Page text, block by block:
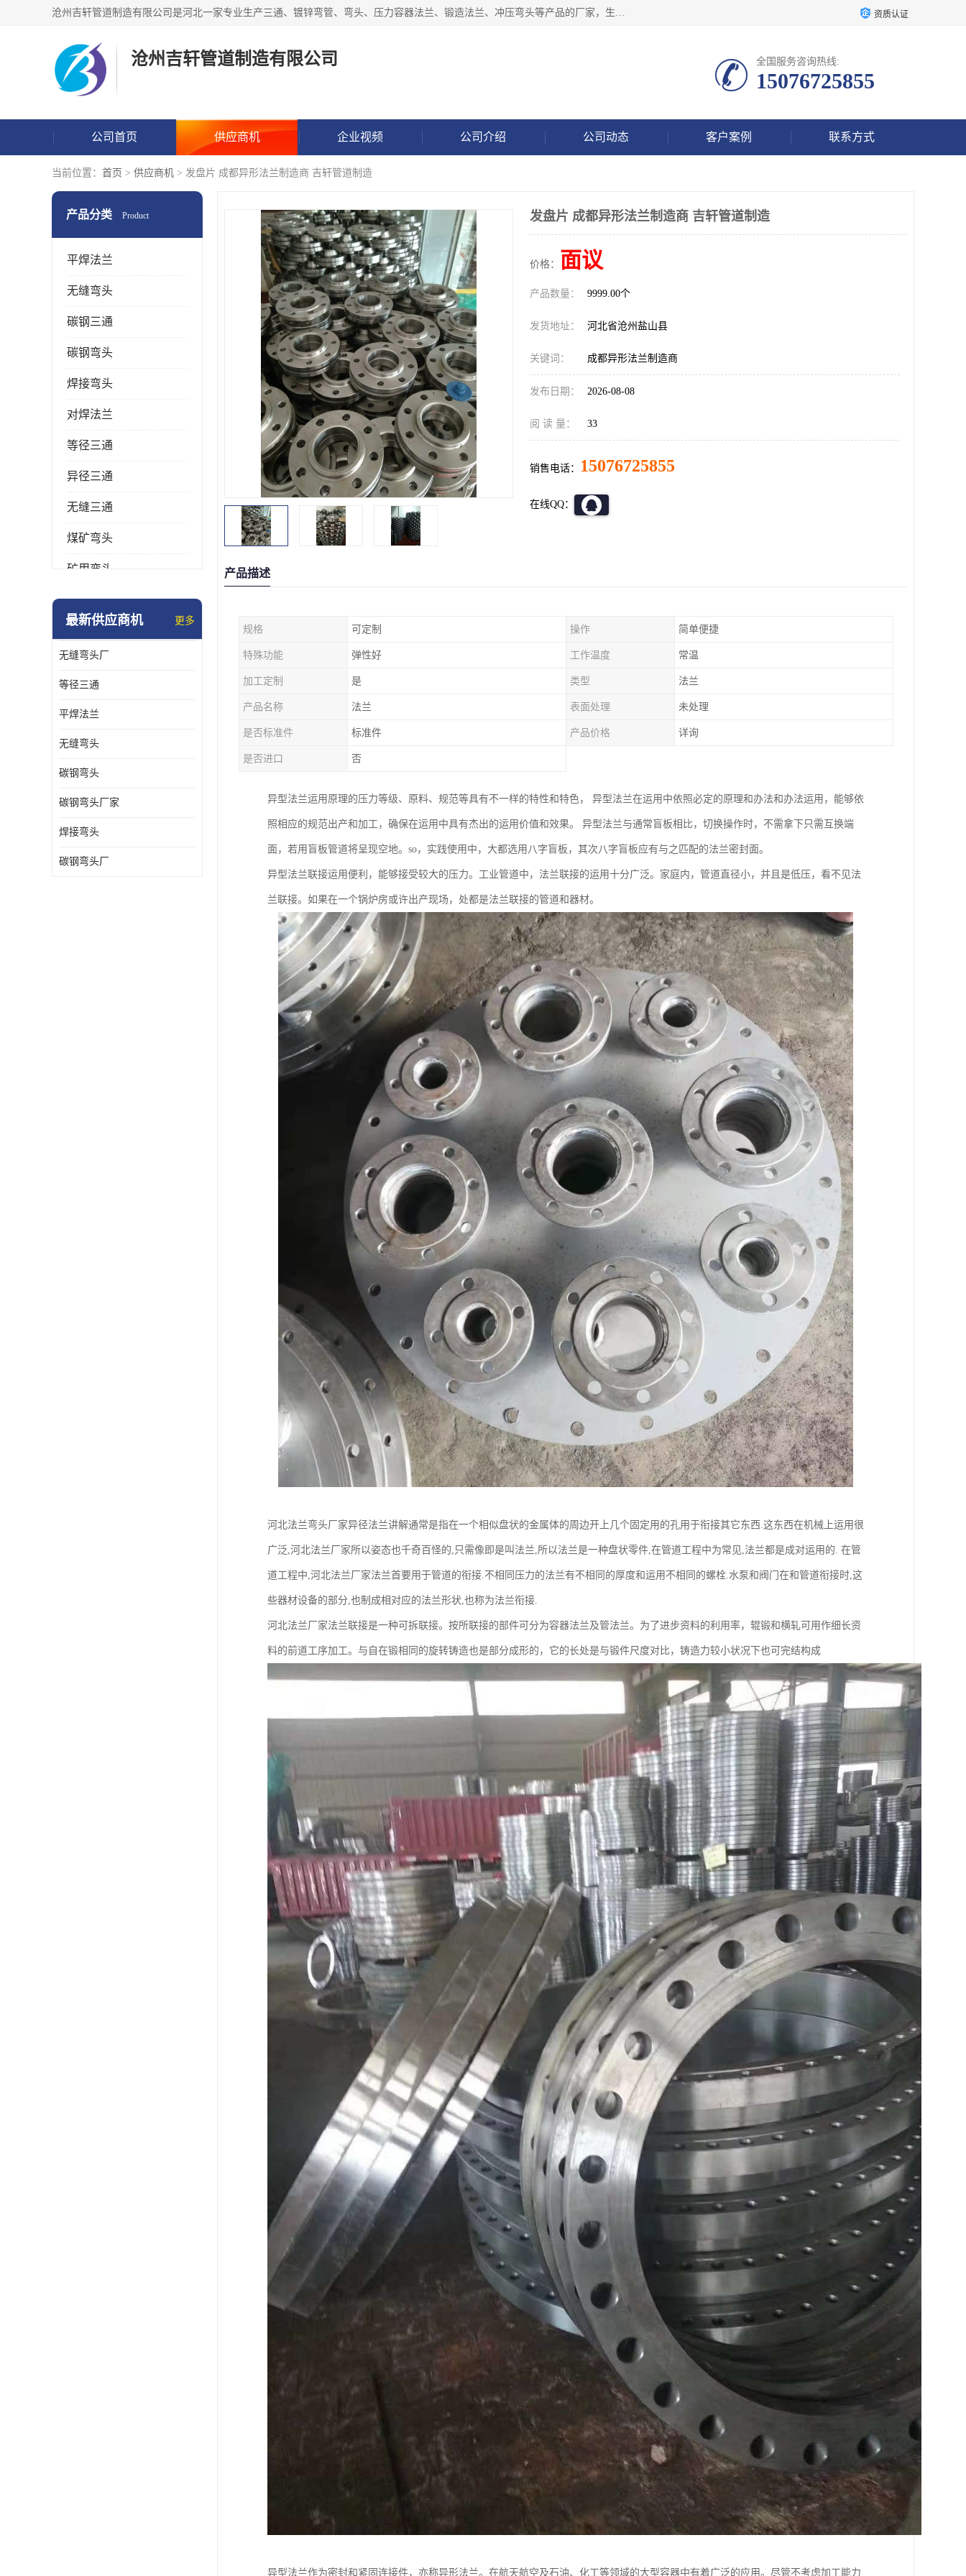
沧州吉轩管道制造有限公司是河北一家专业生产三通、镀锌弯管、弯头、压力容器法兰、锻造法兰、冲压弯头等产品的厂家，生产设备精良，工艺先进，产品规格齐全，售后服务健全。 资质认证
沧州吉轩管道制造有限公司 全国服务咨询热线:
15076725855
公司首页 供应商机 企业视频 公司介绍 公司动态 客户案例 联系方式
当前位置： 首页 > 供应商机 > 发盘片 成都异形法兰制造商 吉轩管道制造
产品分类 Product
平焊法兰
无缝弯头
碳钢三通
碳钢弯头
焊接弯头
对焊法兰
等径三通
异径三通
无缝三通
煤矿弯头
矿用弯头
冲压弯头
热压弯头
镀锌弯头
最新供应商机 更多
无缝弯头厂
等径三通
平焊法兰
无缝弯头
碳钢弯头
碳钢弯头厂家
焊接弯头
碳钢弯头厂
发盘片 成都异形法兰制造商 吉轩管道制造
价格： 面议
产品数量： 9999.00个
发货地址： 河北省沧州盐山县
关键词： 成都异形法兰制造商
发布日期： 2026-08-08
阅 读 量： 33
销售电话： 15076725855
在线QQ：
产品描述
规格 可定制 操作 简单便捷
特殊功能 弹性好 工作温度 常温
加工定制 是 类型 法兰
产品名称 法兰 表面处理 未处理
是否标准件 标准件 产品价格 详询
是否进口 否
异型法兰运用原理的压力等级、原料、规范等具有不一样的特性和特色， 异型法兰在运用中依照必定的原理和办法和办法运用，能够依
照相应的规范出产和加工，确保在运用中具有杰出的运用价值和效果。 异型法兰与通常盲板相比，切换操作时，不需拿下只需互换端
面，若用盲板管道将呈现空地。so，实践使用中，大都选用八字盲板，其次八字盲板应有与之匹配的法兰密封面。
异型法兰联接运用便利，能够接受较大的压力。工业管道中，法兰联接的运用十分广泛。家庭内，管道直径小，并且是低压，看不见法
兰联接。如果在一个锅炉房或许出产现场，处都是法兰联接的管道和器材。
河北法兰弯头厂家异径法兰讲解通常是指在一个相似盘状的金属体的周边开上几个固定用的孔用于衔接其它东西.这东西在机械上运用很
广泛,河北法兰厂家所以姿态也千奇百怪的,只需像即是叫法兰,所以法兰是一种盘状零件,在管道工程中为常见,法兰都是成对运用的. 在管
道工程中,河北法兰厂家法兰首要用于管道的衔接.不相同压力的法兰有不相同的厚度和运用不相同的螺栓.水泵和阀门在和管道衔接时,这
些器材设备的部分,也制成相对应的法兰形状,也称为法兰衔接.
河北法兰厂家法兰联接是一种可拆联接。按所联接的部件可分为容器法兰及管法兰。为了进步资料的利用率，辊锻和横轧可用作细长资
料的前道工序加工。与自在锻相同的旋转铸造也是部分成形的，它的长处是与锻件尺度对比，铸造力较小状况下也可完结构成
异型法兰作为密封和紧固连接件，亦称异形法兰。在航天航空及石油、化工等领域的大型容器中有着广泛的应用。尽管不考虑加工能力